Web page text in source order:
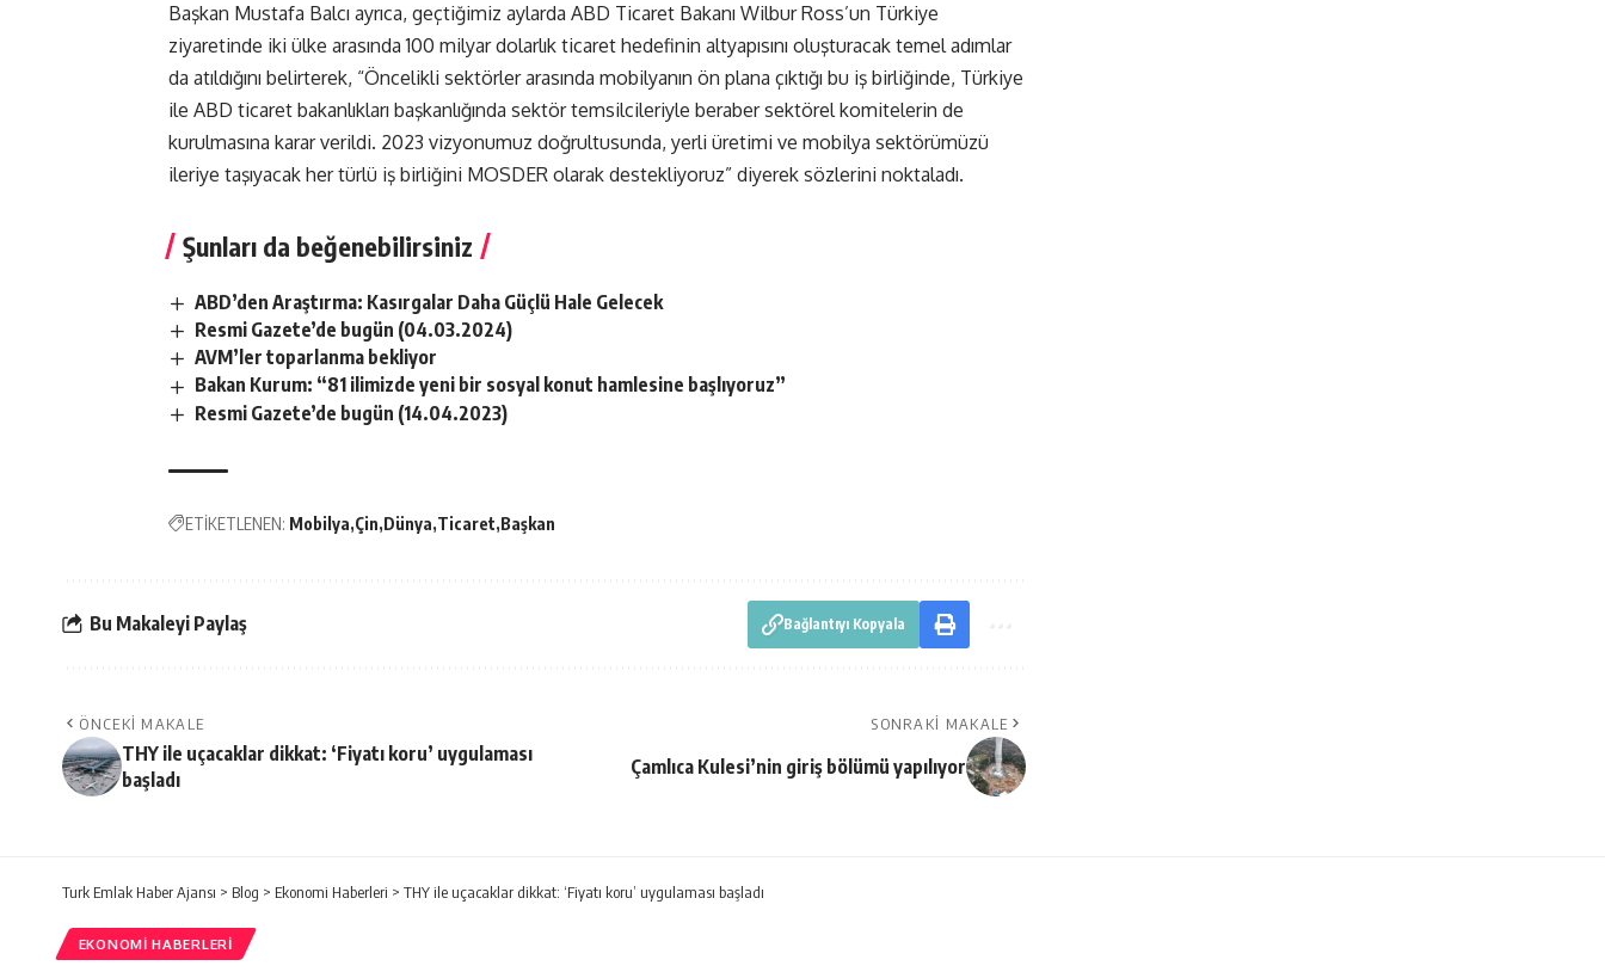
Başkan Mustafa Balcı ayrıca, geçtiğimiz aylarda ABD Ticaret Bakanı Wilbur Ross’un Türkiye
ziyaretinde iki ülke arasında 100 milyar dolarlık ticaret hedefinin altyapısını oluşturacak temel adımlar
da atıldığını belirterek, “Öncelikli sektörler arasında mobilyanın ön plana çıktığı bu iş birliğinde, Türkiye
ile ABD ticaret bakanlıkları başkanlığında sektör temsilcileriyle beraber sektörel komitelerin de
kurulmasına karar verildi. 2023 vizyonumuz doğrultusunda, yerli üretimi ve mobilya sektörümüzü
ileriye taşıyacak her türlü iş birliğini MOSDER olarak destekliyoruz” diyerek sözlerini noktaladı.
Şunları da beğenebilirsiniz
ABD’den Araştırma: Kasırgalar Daha Güçlü Hale Gelecek
Resmi Gazete’de bugün (04.03.2024)
AVM’ler toparlanma bekliyor
Bakan Kurum: “81 ilimizde yeni bir sosyal konut hamlesine başlıyoruz”
Resmi Gazete’de bugün (14.04.2023)
ETİKETLENEN: Mobilya Çin Dünya Ticaret Başkan
Bu Makaleyi Paylaş Bağlantıyı Kopyala
ÖNCEKI MAKALE
THY ile uçacaklar dikkat: ‘Fiyatı koru’ uygulaması
başladı
SONRAKI MAKALE
Çamlıca Kulesi’nin giriş bölümü yapılıyor
Turk Emlak Haber Ajansı > Blog > Ekonomi Haberleri > THY ile uçacaklar dikkat: ‘Fiyatı koru’ uygulaması başladı
EKONOMI HABERLERI